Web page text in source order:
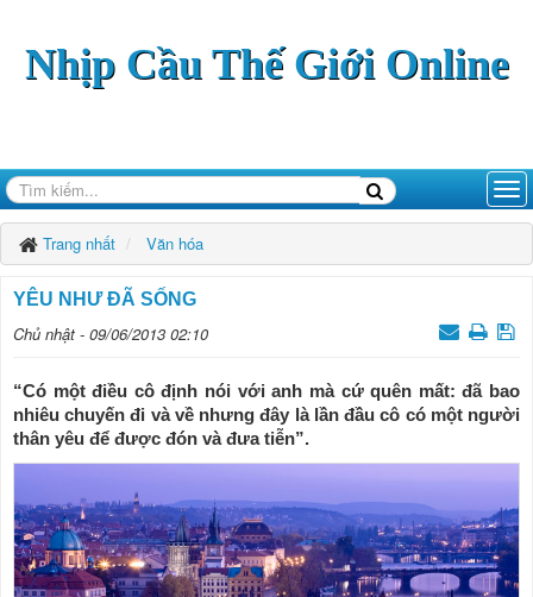
Nhịp Cầu Thế Giới Online
Trang nhất Văn hóa
YÊU NHƯ ĐÃ SỐNG
Chủ nhật - 09/06/2013 02:10
“Có một điều cô định nói với anh mà cứ quên mất: đã bao
nhiêu chuyến đi và về nhưng đây là lần đầu cô có một người
thân yêu để được đón và đưa tiễn”.